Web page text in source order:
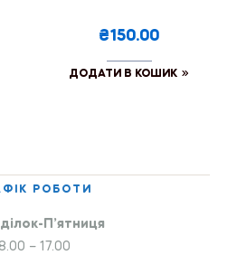
₴150.00
ДОДАТИ В КОШИК
РОБОТИ
П’ятниця
8.00 – 17.00